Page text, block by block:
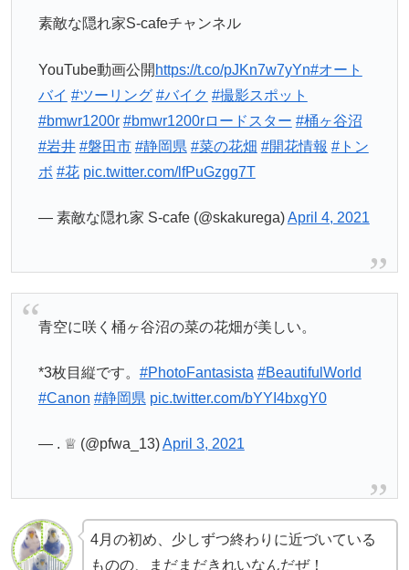
素敵な隠れ家S-cafeチャンネル
YouTube動画公開 https://t.co/pJKn7w7yYn#オート
バイ #ツーリング #バイク #撮影スポット
#bmwr1200r #bmwr1200rロードスター #桶ヶ谷沼
#岩井 #磐田市 #静岡県 #菜の花畑 #開花情報 #トン
ボ #花 pic.twitter.com/lfPuGzgg7T
— 素敵な隠れ家 S-cafe (@skakurega)April 4, 2021
青空に咲く桶ヶ谷沼の菜の花畑が美しい。
*3枚目縦です。 #PhotoFantasista #BeautifulWorld
#Canon #静岡県 pic.twitter.com/bYYI4bxgY0
— . ♕ (@pfwa_13)April 3, 2021
4月の初め、少しずつ終わりに近づいている
ものの、まだまだきれいなんだぜ！